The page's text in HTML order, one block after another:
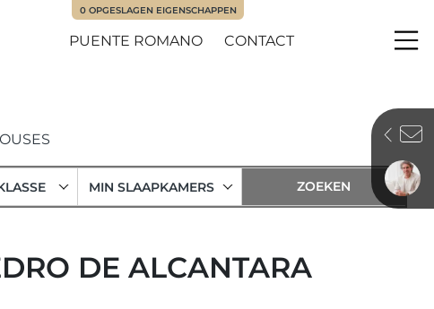
PUENTE ROMANO CONTACT
0 OPGESLAGEN EIGENSCHAPPEN
MIN SLAAPKAMERS
DE ALCANTARA